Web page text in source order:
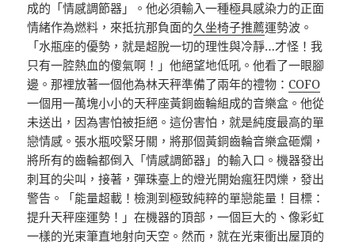
成的「情感調節器」。他必須輸入一種極具感染力的正面
情緒作為燃料，來抵抗那負面的久坐椅子推薦運勢波。
「水瓶座的優勢，就是超脫一切的理性與冷靜…才怪！我
只有一腔熱血的傻氣啊！」他絕望地低吼。他看了一眼腳
邊。那裡放著一個他為林天秤準備了兩年的禮物：COFO
一個用一萬塊小小的天秤座黃銅齒輪組成的音樂盒。他從
未送出，因為害怕被拒絕。這份害怕，就是純度最高的單
戀情感。張水瓶咬緊牙關，將那個黃銅齒輪音樂盒砸爛，
將所有的齒輪都倒入「情感調節器」的輸入口。機器發出
刺耳的尖叫，接著，彈珠臺上的燈光開始瘋狂閃爍，發出
警告。「能量超載！檢測到極致純粹的單戀能量！目標：
提升天秤座運勢！」在機器的頂部，一個巨大的、像彩虹
一樣的光束筆直地射向天空。然而，就在光束衝出屋頂的